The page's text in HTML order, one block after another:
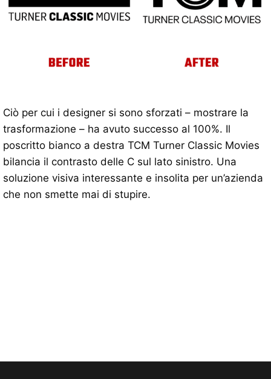
Ciò per cui i designer si sono sforzati – mostrare la
trasformazione – ha avuto successo al 100%. Il
poscritto bianco a destra TCM Turner Classic Movies
bilancia il contrasto delle C sul lato sinistro. Una
soluzione visiva interessante e insolita per un’azienda
che non smette mai di stupire.